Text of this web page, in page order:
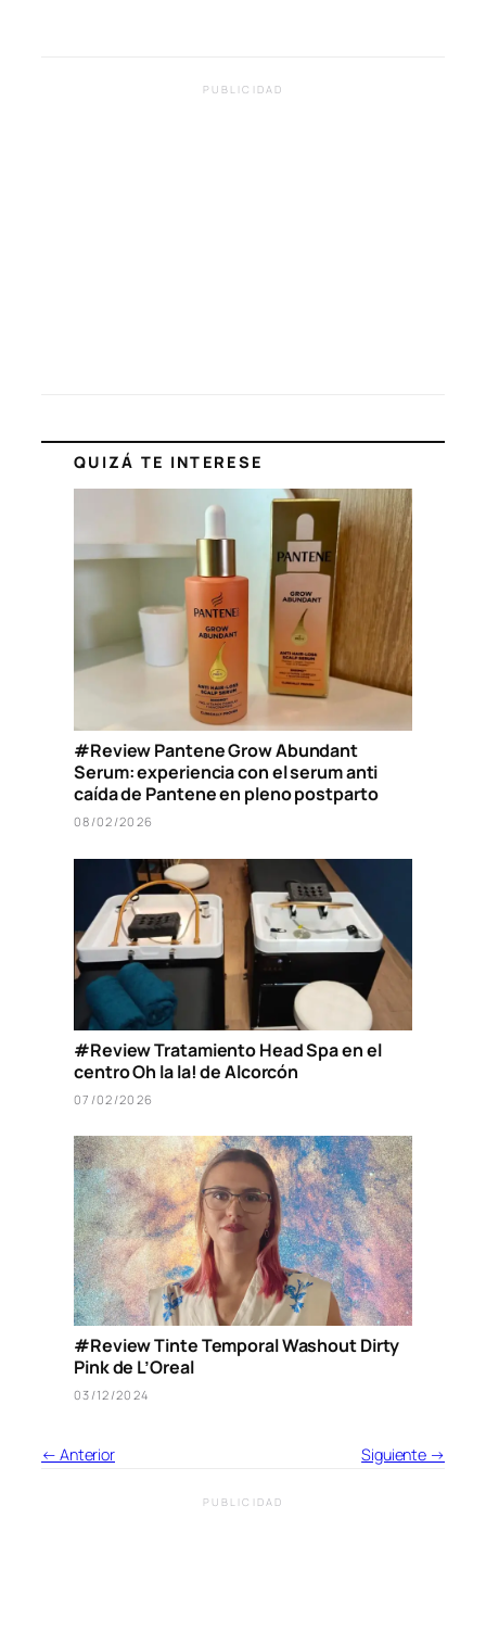
PUBLICIDAD
QUIZÁ TE INTERESE
#Review Pantene Grow Abundant
Serum: experiencia con el serum anti
caída de Pantene en pleno postparto
08/02/2026
#Review Tratamiento Head Spa en el
centro Oh la la! de Alcorcón
07/02/2026
#Review Tinte Temporal Washout Dirty
Pink de L’Oreal
03/12/2024
← Anterior Siguiente →
PUBLICIDAD